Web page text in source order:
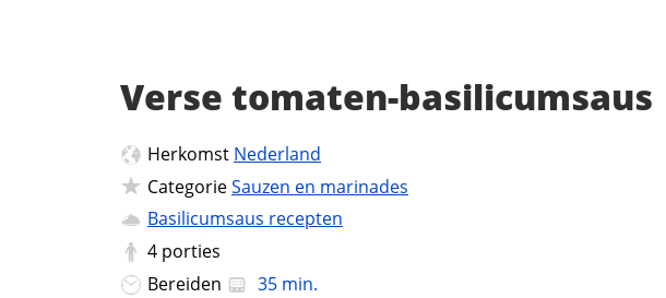
Verse tomaten-basilicumsaus
Herkomst Nederland
CategorieSauzen en marinades
Basilicumsaus recepten
4 porties
Bereiden
35 min.